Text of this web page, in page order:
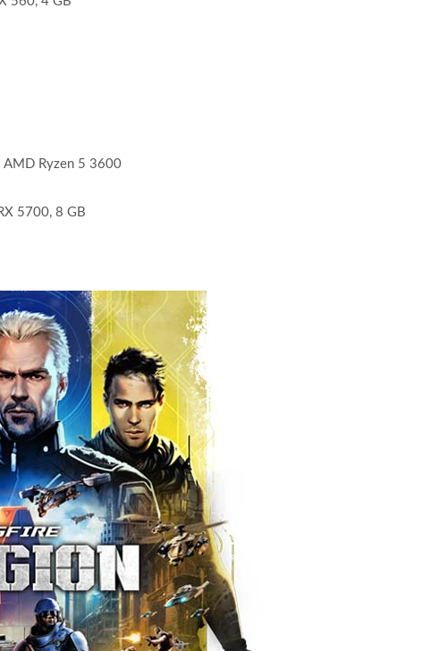
Ryzen 5 3600
5700, 8 GB